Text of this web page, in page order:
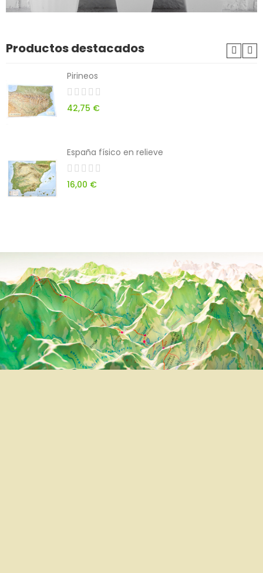
Productos destacados
Pirineos
42,75 €
España físico en relieve
16,00 €